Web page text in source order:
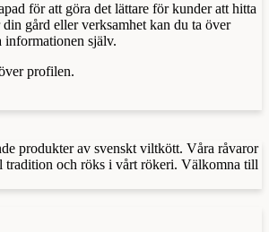
för att göra det lättare för kunder att hitta
gård eller verksamhet kan du ta över
informationen själv.
profilen.
produkter av svenskt viltkött. Våra råvaror
tradition och röks i vårt rökeri. Välkomna till